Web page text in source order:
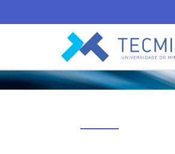
TECMINHO